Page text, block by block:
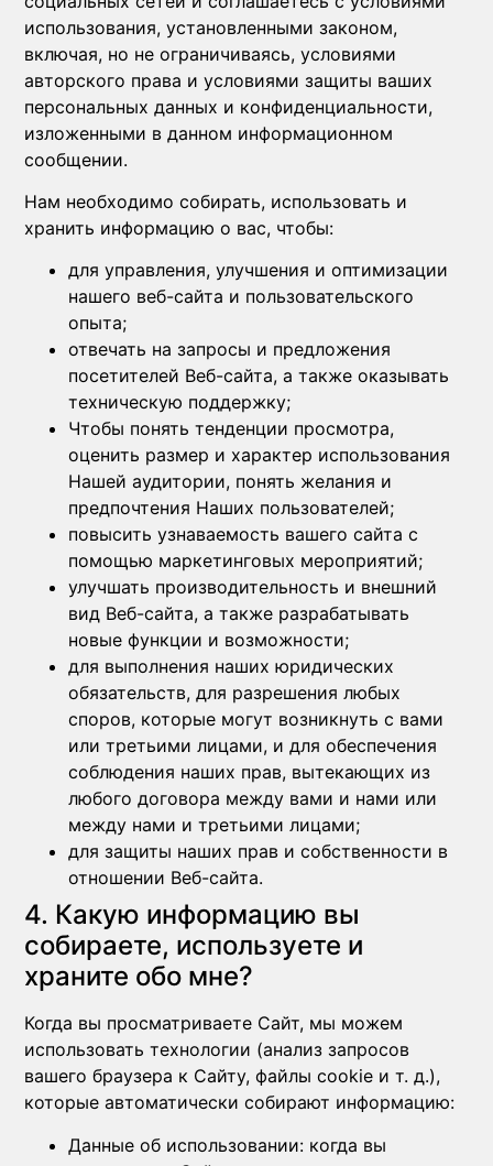
использования, установленными законом,
включая, но не ограничиваясь, условиями
авторского права и условиями защиты ваших
персональных данных и конфиденциальности,
изложенными в данном информационном
сообщении.
Нам необходимо собирать, использовать и
хранить информацию о вас, чтобы:
для управления, улучшения и оптимизации
нашего веб-сайта и пользовательского
опыта;
отвечать на запросы и предложения
посетителей Веб-сайта, а также оказывать
техническую поддержку;
Чтобы понять тенденции просмотра,
оценить размер и характер использования
Нашей аудитории, понять желания и
предпочтения Наших пользователей;
повысить узнаваемость вашего сайта с
помощью маркетинговых мероприятий;
улучшать производительность и внешний
вид Веб-сайта, а также разрабатывать
новые функции и возможности;
для выполнения наших юридических
обязательств, для разрешения любых
споров, которые могут возникнуть с вами
или третьими лицами, и для обеспечения
соблюдения наших прав, вытекающих из
любого договора между вами и нами или
между нами и третьими лицами;
для защиты наших прав и собственности в
отношении Веб-сайта.
4. Какую информацию вы
собираете, используете и
храните обо мне?
Когда вы просматриваете Сайт, мы можем
использовать технологии (анализ запросов
вашего браузера к Сайту, файлы cookie и т. д.),
которые автоматически собирают информацию:
Данные об использовании: когда вы